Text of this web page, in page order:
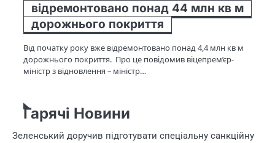
відремонтовано понад 44 млн кв м
дорожнього покриття
Від початку року вже відремонтовано понад 4,4 млн кв м
дорожнього покриття. Про це повідомив віцепрем’єр-
міністр з відновлення – міністр…
Гарячі Новини
Зеленський доручив підготувати спеціальну санкційну